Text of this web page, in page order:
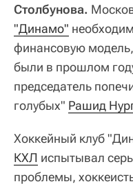
Столбунова.
"Динамо"
финансовую
были в прошлом
председатель
голубых" Рашид
Хоккейный клуб
КХЛ испытывал
проблемы,